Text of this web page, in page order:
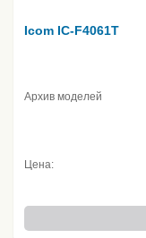
Icom IC-F4061T
Архив моделей
Цена: